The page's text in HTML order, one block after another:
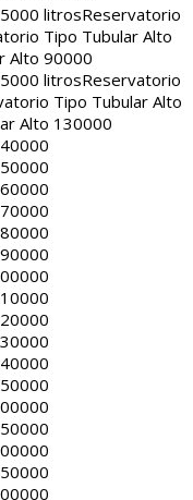
litrosReservatorio
Tipo Tubular Alto
Alto 90000
litrosReservatorio
Tipo Tubular Alto
Alto 130000